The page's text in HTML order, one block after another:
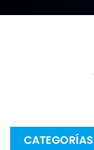
CATEGORÍAS